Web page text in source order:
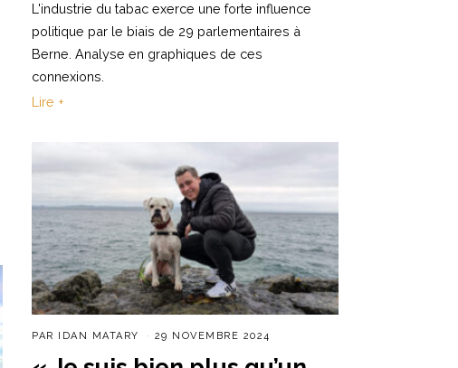
L'industrie du tabac exerce une forte influence
politique par le biais de 29 parlementaires à
Berne. Analyse en graphiques de ces
connexions.
Lire +
PAR IDAN MATARY 29 NOVEMBRE 2024